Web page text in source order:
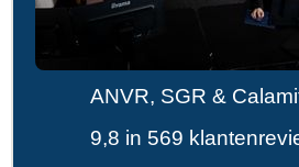
ANVR, SGR &
9,8 in 569